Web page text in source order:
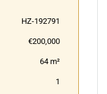
HZ-192791
€200,000
64 m²
1